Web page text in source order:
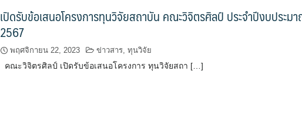
เปิดรับข้อเสนอโครงการทุนวิจัยสถาบัน คณะวิจิตรศิลป์ ประจำปีงบประม
2567
พฤศจิกายน 22, 2023 ข่าวสาร,ทุนวิจัย
คณะวิจิตรศิลป์ เปิดรับข้อเสนอโครงการ ทุนวิจัยสถา […]